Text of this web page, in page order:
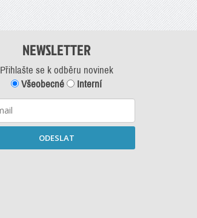
NEWSLETTER
Přihlašte se k odběru novinek
Všeobecné
Interní
ODESLAT